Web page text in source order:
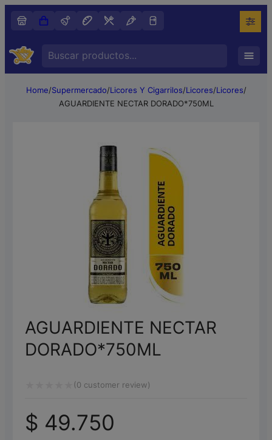
Search
…
Home/Supermercado/Licores Y Cigarrilos/Licores/Licores/
AGUARDIENTE NECTAR DORADO*750ML
AGUARDIENTE NECTAR
DORADO*750ML
con
(0 customer review)
$ 49.750